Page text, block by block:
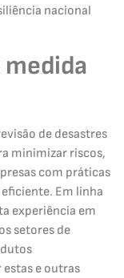
nacional
de desastres
minimizar riscos,
com práticas
Em linha
experiência em
setores de
e outras